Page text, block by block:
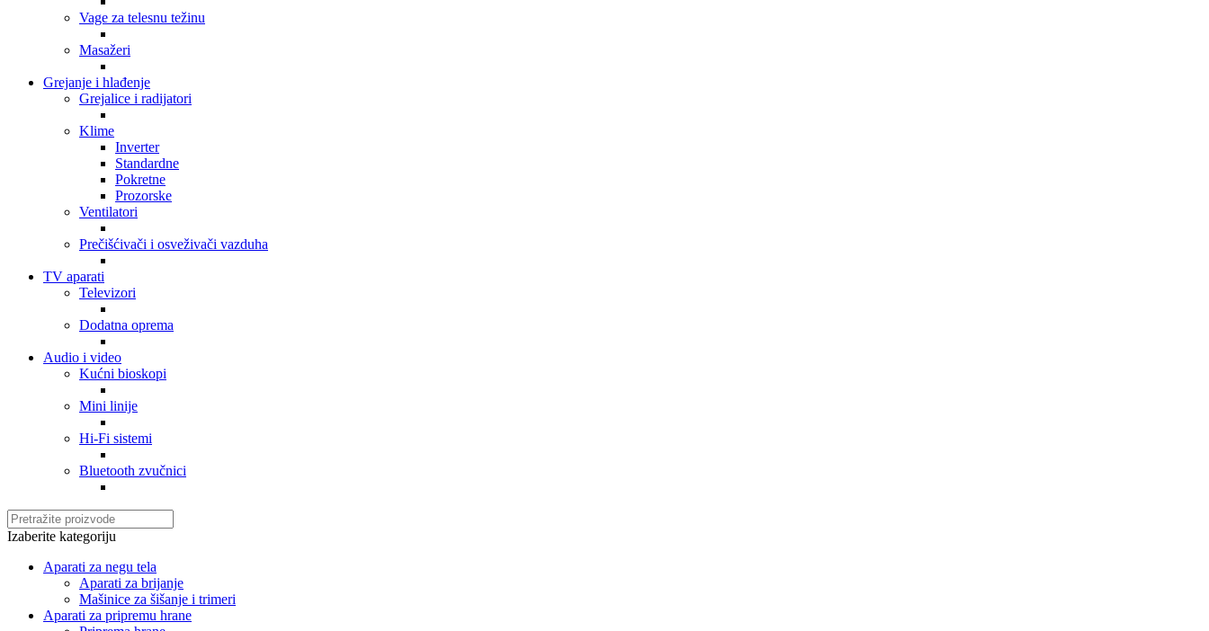
Vage za telesnu težinu
Masažeri
Grejanje i hlađenje
Grejalice i radijatori
Klime
Inverter
Standardne
Pokretne
Prozorske
Ventilatori
Prečišćivači i osveživači vazduha
TV aparati
Televizori
Dodatna oprema
Audio i video
Kućni bioskopi
Mini linije
Hi-Fi sistemi
Bluetooth zvučnici
Izaberite kategoriju
Aparati za negu tela
Aparati za brijanje
Mašinice za šišanje i trimeri
Aparati za pripremu hrane